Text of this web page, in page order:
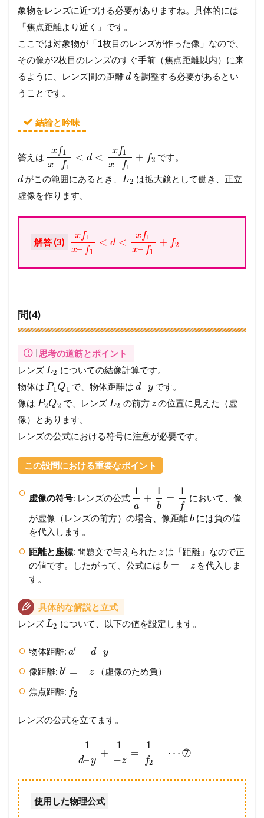
象物をレンズに近づける必要がありますね。具体的には
「焦点距離より近く」です。
ここでは対象物が「1枚目のレンズが作った像」なので、
その像が2枚目のレンズのすぐ手前（焦点距離以内）に来
るように、レンズ間の距離dを調整する必要があるとい
うことです。
結論と吟味
答えは
xf1
x– f1
< d <
xf1
x– f1
+ f2 です。
dがこの範囲にあるとき、 L2 は拡大鏡として働き、正立
虚像を作ります。
解答 (3)
xf1
x– f1
< d <
xf1
x– f1
+ f2
問(4)
思考の道筋とポイント
レンズL2 についての結像計算です。
物体は P1 Q1 で、物体距離はd–y です。
像は P2Q2 で、レンズL2 の前方zの位置に見えた（虚
像）とあります。
レンズの公式における符号に注意が必要です。
この設問における重要なポイント
虚像の符号: レンズの公式
1
a
+
1
b
=
1
f
において、像
が虚像（レンズの前方）の場合、像距離b には負の値
を代入します。
距離と座標: 問題文で与えられた zは「距離」なので正
の値です。したがって、公式には b = −zを代入しま
す。
具体的な解説と立式
レンズL2 について、以下の値を設定します。
物体距離: a′ = d–y
像距離: b′ = −z（虚像のため負）
焦点距離: f2
レンズの公式を立てます。
1
d–y
+
1
−z
=
1
f2
⋯ ⑦
使用した物理公式